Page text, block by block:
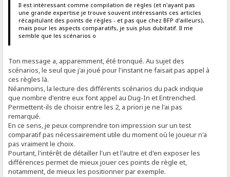
Il est intéressant comme compilation de règles (et n'ayant pas
une grande expertise je trouve souvent intéressants ces articles
récapitulant des points de règles - et pas que chez BFP d'ailleurs),
mais pour les aspects comparatifs, je suis plus dubitatif. Il me
semble que les scénarios o
Ton message a, apparemment, été tronqué. Au sujet des
scénarios, le seul que j'ai joué pour l'instant ne faisait pas appel à
ces règles là.
Néanmoins, la lecture des différents scénarios du pack indique
que nombre d'entre eux font appel au Dug-In et Entrenched.
Permettent-ils de choisir entre les 2, a priori je ne l'ai pas
remarqué.
En ce sens, je peux comprendre ton impression sur un test
comparatif pas nécessairement utile du moment où le joueur n'a
pas vraiment le choix.
Pourtant, l'intérêt de détailler l'un et l'autre et d'en exposer les
différences permet de mieux jouer ces points de règle et,
notamment, de mieux les positionner par exemple.